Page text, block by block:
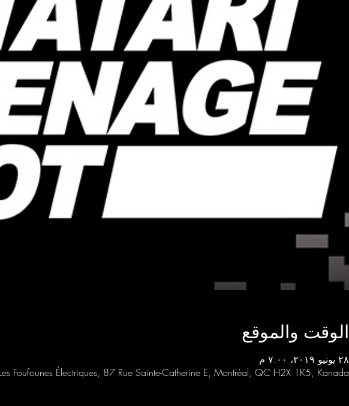
الوقت والموقع
٢٨ يونيو ٢٠١٩، ٧:٠٠ م
Les Foufounes Électriques, 87 Rue Sainte-Catherine E, Montréal, QC H2X 1K5, Kanada